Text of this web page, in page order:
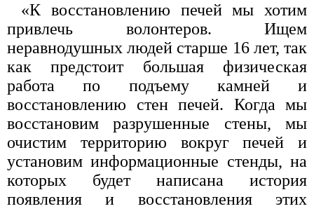
«К восстановлению печей мы хотим
привлечь волонтеров. Ищем
неравнодушных людей старше 16 лет, так
как предстоит большая физическая
работа по подъему камней и
восстановлению стен печей. Когда мы
восстановим разрушенные стены, мы
очистим территорию вокруг печей и
установим информационные стенды, на
которых будет написана история
появления и восстановления этих